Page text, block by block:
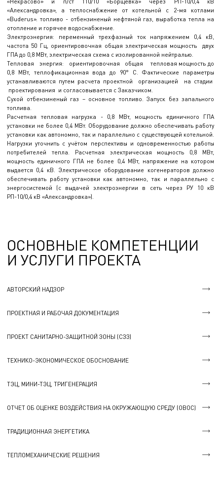
«Александровка», а теплоснабжение от котельной с 2-мя котлами
«Buderus». топливо - отбензиненый нефтяной газ, выработка тепла на
отопление и горячее водоснабжение.
Электроэнергия: переменный трехфазный ток напряжением 0,4 кВ,
частота 50 Гц, ориентировочная общая электрическая мощность двух
ГПА до 0,8 МВт, электрическая схема с изолированной нейтралью.
Тепловая энергия: ориентировочная общая тепловая мощность до
0,8 МВт, теплофикационная вода до 90° С. Фактические параметры
устанавливаются путем расчета проектной организацией на стадии
проектирования и согласовывается с Заказчиком.
Сухой отбензиненый газ – основное топливо. Запуск без запального
топлива.
Расчетная тепловая нагрузка - 0,8 МВт, мощность единичного ГПА
установки не более 0,4 МВт. Оборудование должно обеспечивать работу
установки как автономно, так и параллельно с существующей котельной.
Нагрузки уточнить с учётом перспективы и одновременностью работы
потребителей тепла. Расчетная электрическая мощность 0,8 МВт,
мощность единичного ГПА не более 0,4 МВт, напряжение на котором
выдается 0,4 кВ. Электрическое оборудование когенераторов должно
обеспечивать работу установки как автономно, так и параллельно с
энергосистемой (с выдачей электроэнергии в сеть через РУ 10 кВ
РП-10/0,4 кВ «Александровка»).
ОСНОВНЫЕ КОМПЕТЕНЦИИ
И УСЛУГИ ПРОЕКТА
АВТОРСКИЙ НАДЗОР
ПРОЕКТНАЯ И РАБОЧАЯ ДОКУМЕНТАЦИЯ
ПРОЕКТ САНИТАРНО-ЗАЩИТНОЙ ЗОНЫ (СЗЗ)
ТЕХНИКО-ЭКОНОМИЧЕСКОЕ ОБОСНОВАНИЕ
ТЭЦ, МИНИ-ТЭЦ, ТРИГЕНЕРАЦИЯ
ОТЧЕТ ОБ ОЦЕНКЕ ВОЗДЕЙСТВИЯ НА ОКРУЖАЮЩУЮ СРЕДУ (ОВОС)
ТРАДИЦИОННАЯ ЭНЕРГЕТИКА
ТЕПЛОМЕХАНИЧЕСКИЕ РЕШЕНИЯ